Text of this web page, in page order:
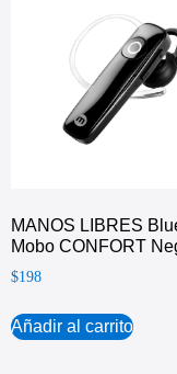
MANOS LIBRES
Mobo CONFORT
$198
Añadir al carrito